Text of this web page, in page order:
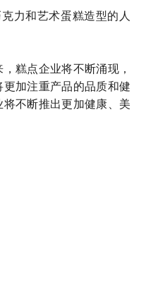
力和艺术蛋糕造型的人
糕点企业将不断涌现，
加注重产品的品质和健
不断推出更加健康、美